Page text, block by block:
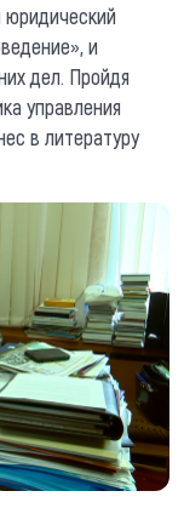
юридический
и
дел. Пройдя
управления
в литературу